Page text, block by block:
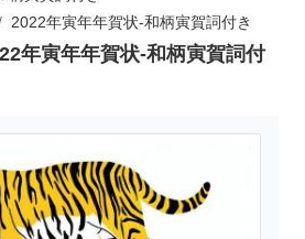
2022年寅年年賀状-和柄寅賀詞付き
年寅年年賀状-和柄寅賀詞付